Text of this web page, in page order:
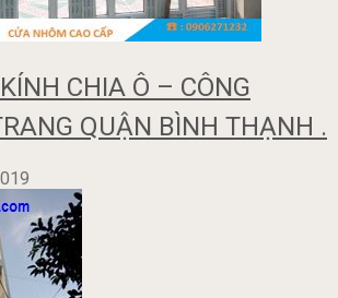
CHIA Ô – CÔNG
QUẬN BÌNH THẠNH .